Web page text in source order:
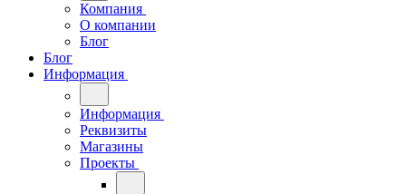
Компания
О компании
Блог
Блог
Информация
Информация
Реквизиты
Магазины
Проекты